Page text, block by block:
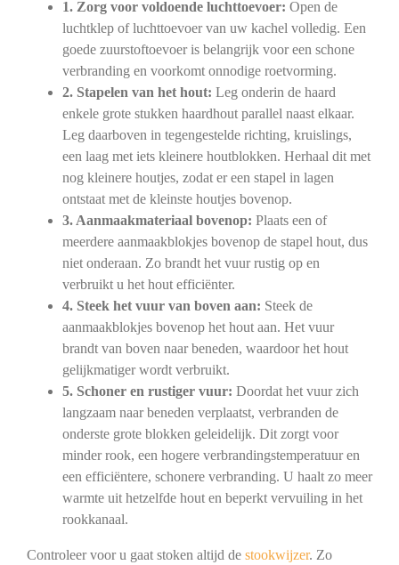
1. Zorg voor voldoende luchttoevoer: Open de
luchtklep of luchttoevoer van uw kachel volledig. Een
goede zuurstoftoevoer is belangrijk voor een schone
verbranding en voorkomt onnodige roetvorming.
2. Stapelen van het hout: Leg onderin de haard
enkele grote stukken haardhout parallel naast elkaar.
Leg daarboven in tegengestelde richting, kruislings,
een laag met iets kleinere houtblokken. Herhaal dit met
nog kleinere houtjes, zodat er een stapel in lagen
ontstaat met de kleinste houtjes bovenop.
3. Aanmaakmateriaal bovenop: Plaats een of
meerdere aanmaakblokjes bovenop de stapel hout, dus
niet onderaan. Zo brandt het vuur rustig op en
verbruikt u het hout efficiënter.
4. Steek het vuur van boven aan: Steek de
aanmaakblokjes bovenop het hout aan. Het vuur
brandt van boven naar beneden, waardoor het hout
gelijkmatiger wordt verbruikt.
5. Schoner en rustiger vuur: Doordat het vuur zich
langzaam naar beneden verplaatst, verbranden de
onderste grote blokken geleidelijk. Dit zorgt voor
minder rook, een hogere verbrandingstemperatuur en
een efficiëntere, schonere verbranding. U haalt zo meer
warmte uit hetzelfde hout en beperkt vervuiling in het
rookkanaal.
Controleer voor u gaat stoken altijd de stookwijzer. Zo